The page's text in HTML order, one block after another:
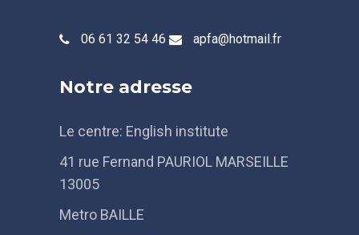
06 61 32 54 46 apfa@hotmail.fr
Notre adresse
Le centre: English institute
41 rue Fernand PAURIOL MARSEILLE
13005
Metro BAILLE